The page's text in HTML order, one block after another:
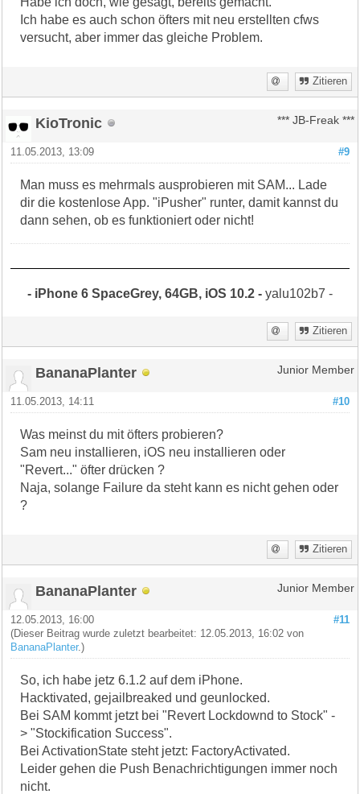
Ich habe es auch schon öfters mit neu erstellten cfws
versucht, aber immer das gleiche Problem.
Zitieren
KioTronic *** JB-Freak ***
#9
11.05.2013, 13:09
Man muss es mehrmals ausprobieren mit SAM... Lade
dir die kostenlose App. "iPusher" runter, damit kannst du
dann sehen, ob es funktioniert oder nicht!
- iPhone 6 SpaceGrey, 64GB, iOS 10.2 -yalu102b7 -
Zitieren
BananaPlanter Junior Member
#10
11.05.2013, 14:11
Was meinst du mit öfters probieren?
Sam neu installieren, iOS neu installieren oder
"Revert..." öfter drücken ?
Naja, solange Failure da steht kann es nicht gehen oder
?
Zitieren
BananaPlanter Junior Member
#11
12.05.2013, 16:00
(Dieser Beitrag wurde zuletzt bearbeitet: 12.05.2013, 16:02 von
BananaPlanter.)
So, ich habe jetz 6.1.2 auf dem iPhone.
Hacktivated, gejailbreaked und geunlocked.
Bei SAM kommt jetzt bei "Revert Lockdownd to Stock" -
> "Stockification Success".
Bei ActivationState steht jetzt: FactoryActivated.
Leider gehen die Push Benachrichtigungen immer noch
nicht.